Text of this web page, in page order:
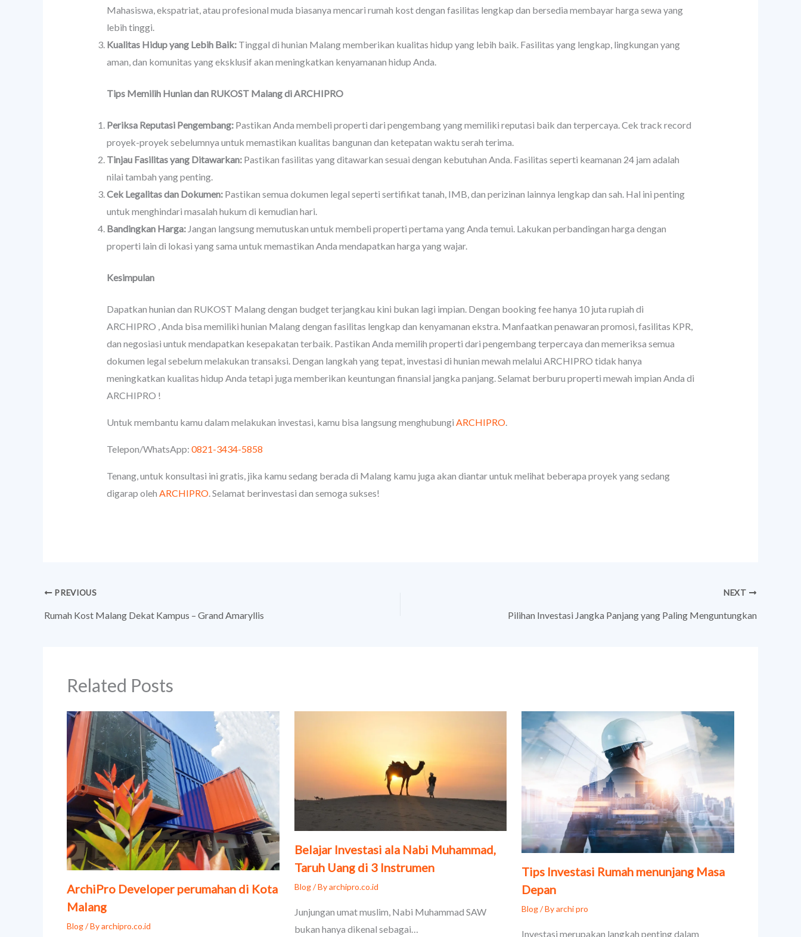
Mahasiswa, ekspatriat, atau profesional muda biasanya mencari rumah kost dengan fasilitas lengkap dan bersedia membayar harga sewa yang
lebih tinggi.
Kualitas Hidup yang Lebih Baik:Tinggal di hunian Malang memberikan kualitas hidup yang lebih baik. Fasilitas yang lengkap, lingkungan yang
aman, dan komunitas yang eksklusif akan meningkatkan kenyamanan hidup Anda.
Tips Memilih Hunian dan RUKOST Malang di ARCHIPRO
Periksa Reputasi Pengembang:Pastikan Anda membeli properti dari pengembang yang memiliki reputasi baik dan terpercaya. Cek track record
proyek-proyek sebelumnya untuk memastikan kualitas bangunan dan ketepatan waktu serah terima.
Tinjau Fasilitas yang Ditawarkan:Pastikan fasilitas yang ditawarkan sesuai dengan kebutuhan Anda. Fasilitas seperti keamanan 24 jam adalah
nilai tambah yang penting.
Cek Legalitas dan Dokumen:Pastikan semua dokumen legal seperti sertifikat tanah, IMB, dan perizinan lainnya lengkap dan sah. Hal ini penting
untuk menghindari masalah hukum di kemudian hari.
Bandingkan Harga:Jangan langsung memutuskan untuk membeli properti pertama yang Anda temui. Lakukan perbandingan harga dengan
properti lain di lokasi yang sama untuk memastikan Anda mendapatkan harga yang wajar.
Kesimpulan
Dapatkan hunian dan RUKOST Malang dengan budget terjangkau kini bukan lagi impian. Dengan booking fee hanya 10 juta rupiah di
ARCHIPRO , Anda bisa memiliki hunian Malang dengan fasilitas lengkap dan kenyamanan ekstra. Manfaatkan penawaran promosi, fasilitas KPR,
dan negosiasi untuk mendapatkan kesepakatan terbaik. Pastikan Anda memilih properti dari pengembang terpercaya dan memeriksa semua
dokumen legal sebelum melakukan transaksi. Dengan langkah yang tepat, investasi di hunian mewah melalui ARCHIPRO tidak hanya
meningkatkan kualitas hidup Anda tetapi juga memberikan keuntungan finansial jangka panjang. Selamat berburu properti mewah impian Anda di
ARCHIPRO !
Untuk membantu kamu dalam melakukan investasi, kamu bisa langsung menghubungi ARCHIPRO.
Telepon/WhatsApp: 0821-3434-5858
Tenang, untuk konsultasi ini gratis, jika kamu sedang berada di Malang kamu juga akan diantar untuk melihat beberapa proyek yang sedang
digarap oleh ARCHIPRO. Selamat berinvestasi dan semoga sukses!
PREVIOUS
Rumah Kost Malang Dekat Kampus – Grand Amaryllis
NEXT
Pilihan Investasi Jangka Panjang yang Paling Menguntungkan
Related Posts
ArchiPro Developer perumahan di Kota
Malang
Blog/ Byarchipro.co.id
Belajar Investasi ala Nabi Muhammad,
Taruh Uang di 3 Instrumen
Blog/ Byarchipro.co.id
Junjungan umat muslim, Nabi Muhammad SAW
bukan hanya dikenal sebagai…
Tips Investasi Rumah menunjang Masa
Depan
Blog/ Byarchi pro
Investasi merupakan langkah penting dalam